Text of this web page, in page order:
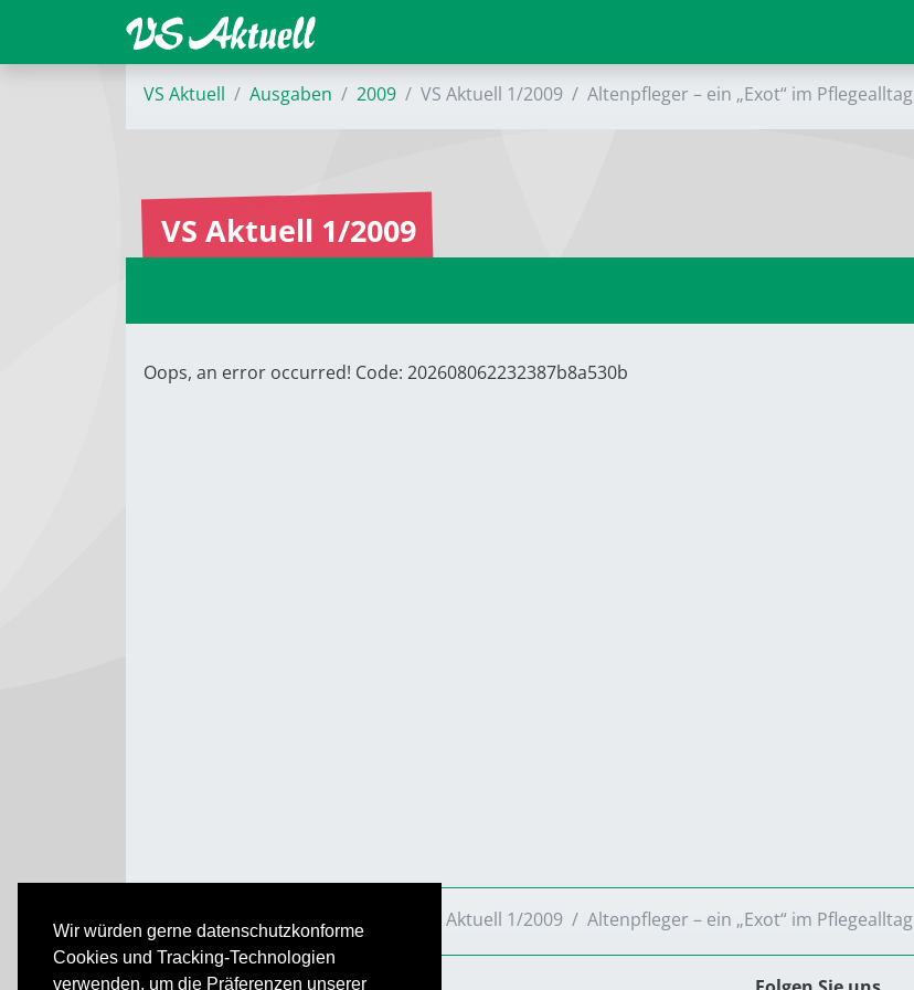
Wir würden gerne datenschutzkonforme
Cookies und Tracking-Technologien
verwenden, um die Präferenzen unserer
VS Aktuell Ausgaben 2009 VS Aktuell 1/2009 Altenpfleger – ein „Exot“ im Pflegealltag
VS Aktuell 1/2009
Oops, an error occurred! Code: 202608062232387b8a530b
VS Aktuell Ausgaben VS Aktuell 1/2009 Altenpfleger – ein „Exot“ im Pflegealltag